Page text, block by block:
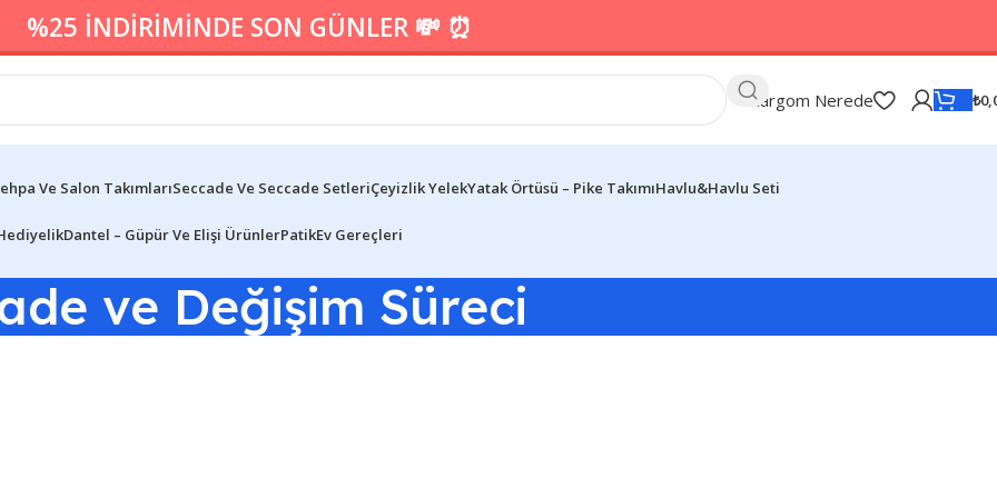
%25 İNDİRİMİNDE SON GÜNLER 💸 ⏰
Kargom Nerede ₺
Ve Salon TakımlarıSeccade Ve Seccade SetleriÇeyizlik YelekYatak Örtüsü – Pike TakımıHavlu&Havlu Seti
Dantel – Güpür Ve Elişi ÜrünlerPatikEv Gereçleri
ve Değişim Süreci